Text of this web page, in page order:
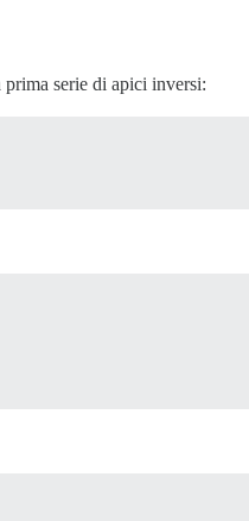
serie di apici inversi: